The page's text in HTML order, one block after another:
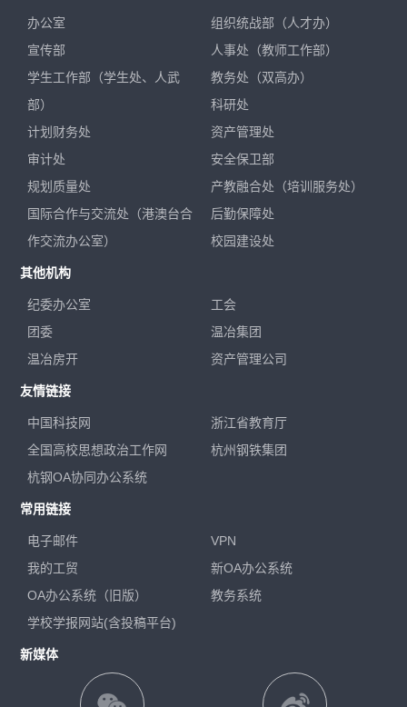
办公室
组织统战部（人才办）
宣传部
人事处（教师工作部）
学生工作部（学生处、人武
部）
教务处（双高办）
科研处
计划财务处
资产管理处
审计处
安全保卫部
规划质量处
产教融合处（培训服务处）
国际合作与交流处（港澳台合
作交流办公室）
后勤保障处
校园建设处
其他机构
纪委办公室
工会
团委
温冶集团
温冶房开
资产管理公司
友情链接
中国科技网
浙江省教育厅
全国高校思想政治工作网
杭州钢铁集团
杭钢OA协同办公系统
常用链接
电子邮件
VPN
我的工贸
新OA办公系统
OA办公系统（旧版）
教务系统
学校学报网站(含投稿平台)
新媒体